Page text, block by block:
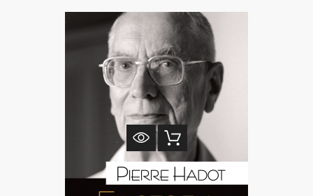
praca jest zwieńczeniem wieloletnich badań i refleksji nad relacją między
chrześcijaństwem a kulturą klasyczną. Polemizuje w niej z głośną
koncepcją Adolfa Harncacka, który hellenizację chrześcijaństwa opisywał
jako zafałszowanie istoty Objawienia. Pelikan, przyglądając się w
pierwszym rzędzie myśli Ojców Kapadockich, czyli trzech wybitnych
teologów wczesnochrześcijańskich: Bazylego Wielkiego, Grzegorza z
Nazjanzu i Grzegorza z Nyssy, omawia ich wkład w rozwój
chrześcijańskiej doktryny oraz sposób, w jaki w swoich pismach odnosili
się do dziedzictwa klasycznego.